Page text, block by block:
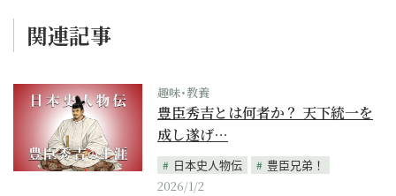
関連記事
趣味･教養
豊臣秀吉とは何者か？ 天下統一を
成し遂げ…
日本史人物伝
豊臣兄弟！
2026/1/2